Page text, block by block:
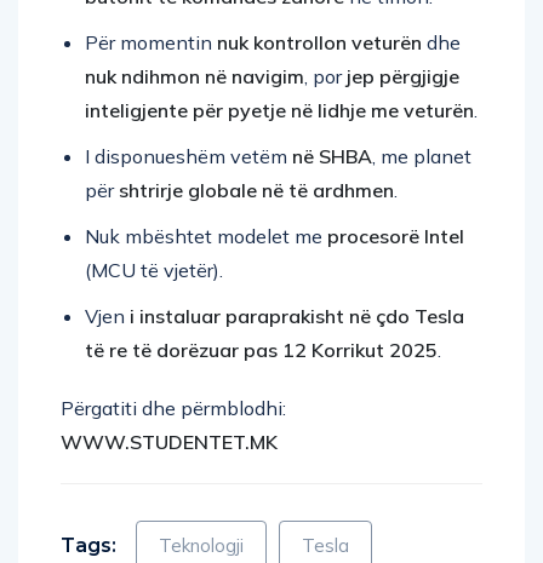
nuk ndihmon në navigim, por jep përgjigje
inteligjente për pyetje në lidhje me veturën
I disponueshëm vetëm
përshtrirje globale në të ardhmen.
(MCU të vjetër).
të re të dorëzuar pas 12 Korrikut 2025.
WWW.STUDENTET.MK
Teknologji Tesla